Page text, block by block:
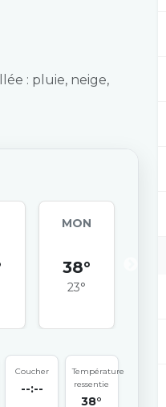
: pluie, neige,
MON
38°
23°
Coucher
--:--
Température
ressentie
38°